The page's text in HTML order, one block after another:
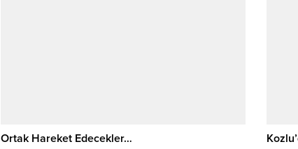
Ortak Hareket Edecekler…